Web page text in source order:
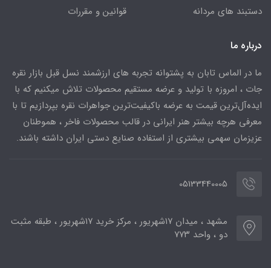
دستبند های مردانه
قوانین و مقررات
درباره ما
ما در الماس تابان به پشتوانه تجربه های ارزشمند نسل قبل بازار نقره
جات ، امروزه با تولید و عرضه مستقیم محصولات تلاش میکنیم که با
ایده‌آل‌ترین قیمت به عرضه باکیفیت‌ترین جواهرات نقره بپردازیم تا با
معرفی هرچه بیشتر هنر ایرانی در قالب محصولات فاخر ، هموطنان
عزیزمان سهمی بیشتری از استفاده صنایع دستی ایران داشته باشند.
05133440005
مشهد ، میدان ۱۷شهریور ، مرکز خرید ۱۷شهریور ، طبقه مثبت
دو ، واحد ۷۷۳